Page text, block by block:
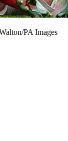
PA Images